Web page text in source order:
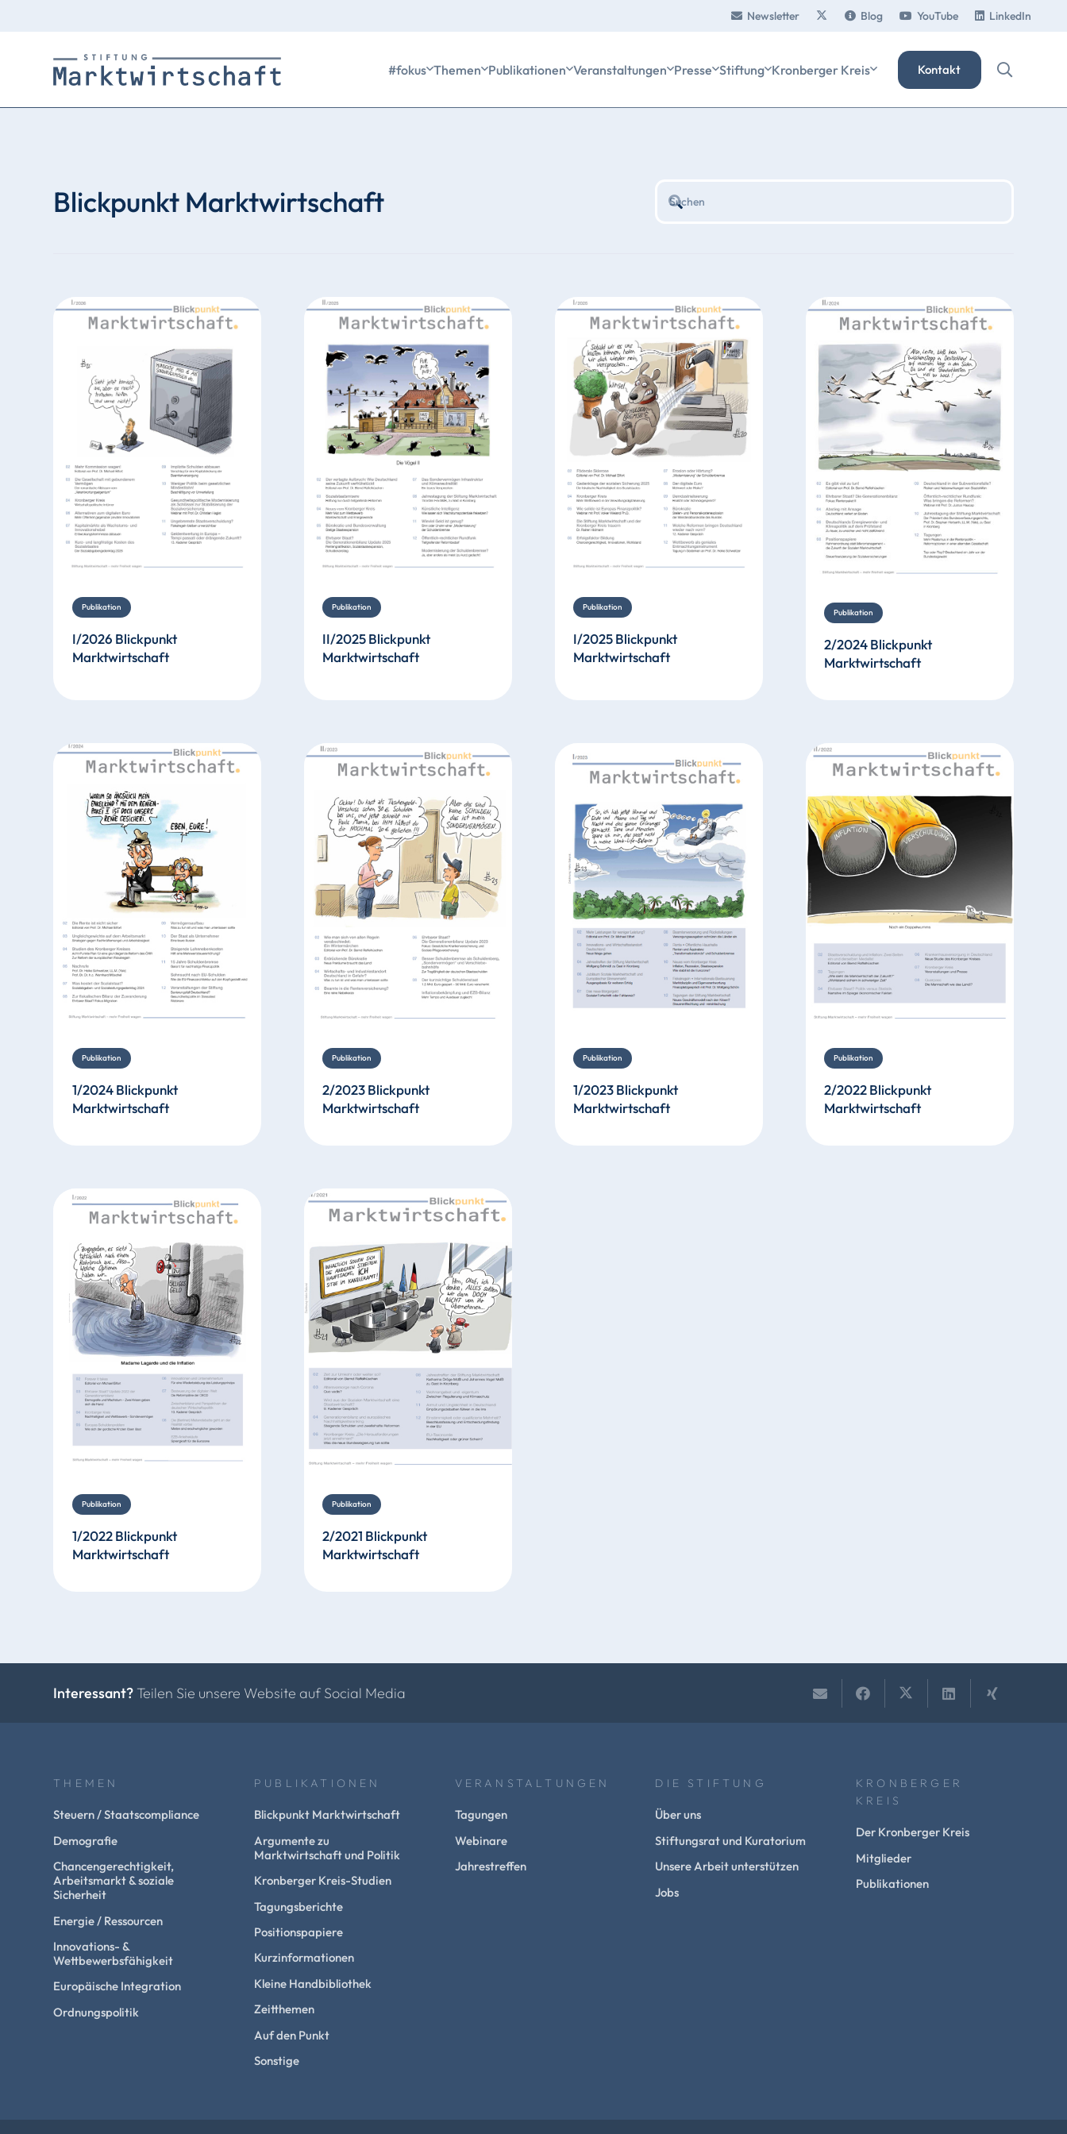
Newsletter Blog YouTube LinkedIn
#fokus Themen Publikationen Veranstaltungen Presse Stiftung Kronberger Kreis Kontakt
Blickpunkt Marktwirtschaft
Publikation
I/2026 Blickpunkt
Marktwirtschaft
Publikation
II/2025 Blickpunkt
Marktwirtschaft
Publikation
I/2025 Blickpunkt
Marktwirtschaft
Publikation
2/2024 Blickpunkt
Marktwirtschaft
Publikation
1/2024 Blickpunkt
Marktwirtschaft
Publikation
2/2023 Blickpunkt
Marktwirtschaft
Publikation
1/2023 Blickpunkt
Marktwirtschaft
Publikation
2/2022 Blickpunkt
Marktwirtschaft
Publikation
1/2022 Blickpunkt
Marktwirtschaft
Publikation
2/2021 Blickpunkt
Marktwirtschaft
Interessant? Teilen Sie unsere Website auf Social Media
THEMEN
Steuern / Staatscompliance
Demografie
Chancengerechtigkeit,
Arbeitsmarkt & soziale
Sicherheit
Energie / Ressourcen
Innovations- &
Wettbewerbsfähigkeit
Europäische Integration
Ordnungspolitik
PUBLIKATIONEN
Blickpunkt Marktwirtschaft
Argumente zu
Marktwirtschaft und Politik
Kronberger Kreis-Studien
Tagungsberichte
Positionspapiere
Kurzinformationen
Kleine Handbibliothek
Zeitthemen
Auf den Punkt
Sonstige
VERANSTALTUNGEN
Tagungen
Webinare
Jahrestreffen
DIE STIFTUNG
Über uns
Stiftungsrat und Kuratorium
Unsere Arbeit unterstützen
Jobs
KRONBERGER
KREIS
Der Kronberger Kreis
Mitglieder
Publikationen